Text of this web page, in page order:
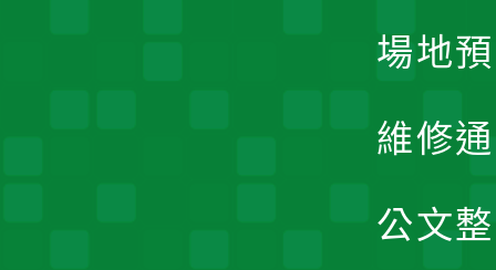
場地
維修
公文